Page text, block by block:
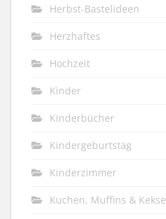
Herbst-Bastelideen
Herzhaftes
Hochzeit
Kinder
Kinderbücher
Kindergeburtstag
Kinderzimmer
Kuchen, Muffins & Kekse